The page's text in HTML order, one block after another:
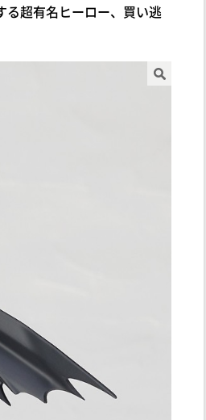
超有名ヒーロー、買い逃